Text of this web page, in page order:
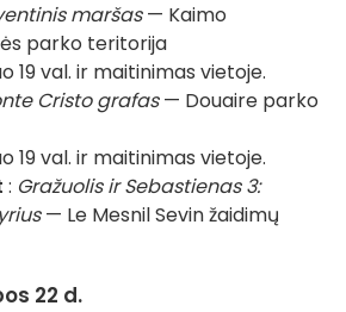
maršas— Kaimo
parko teritorija
19 val. ir maitinimas vietoje.
Cristo grafas— Douaire parko
19 val. ir maitinimas vietoje.
: Gražuolis ir Sebastienas 3:
— Le Mesnil Sevin žaidimų
22 d.